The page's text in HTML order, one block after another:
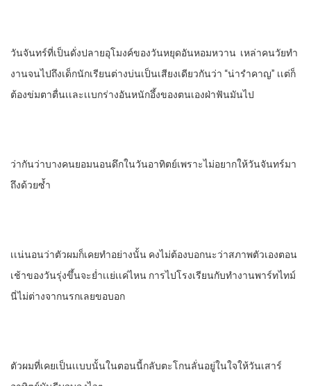
วันจันทร์ที่เป็นดั่งปลายอุโมงค์ของวันหยุดอันหอมหวาน เหล่าคนวัยทํา
งานจนไปถึงเด็กนักเรียนต่างบ่นเป็นเสียงเดียวกันว่า “น่ารําคาญ” เเต่ก็
ต้องข่มตาตื่นเเละเเบกร่างอันหนักอึ้งของตนเองฝ่าฟันมันไป
ว่ากันว่าบางคนยอมนอนดึกในวันอาทิตย์เพราะไม่อยากให้วันจันทร์มา
ถึงด้วยซํ้า
เเน่นอนว่าตัวผมก็เคยทําอย่างนั้น คงไม่ต้องบอกนะว่าสภาพตัวเองตอน
เช้าของวันรุ่งขึ้นจะยํ่าเเย่เเค่ไหน การไปโรงเรียนกับทํางานพาร์ทไทม์
นี่ไม่ต่างจากนรกเลยขอบอก
ตัวผมที่เคยเป็นเเบบนั้นในตอนนี้กลับตะโกนลั่นอยู่ในใจให้วันเสาร์